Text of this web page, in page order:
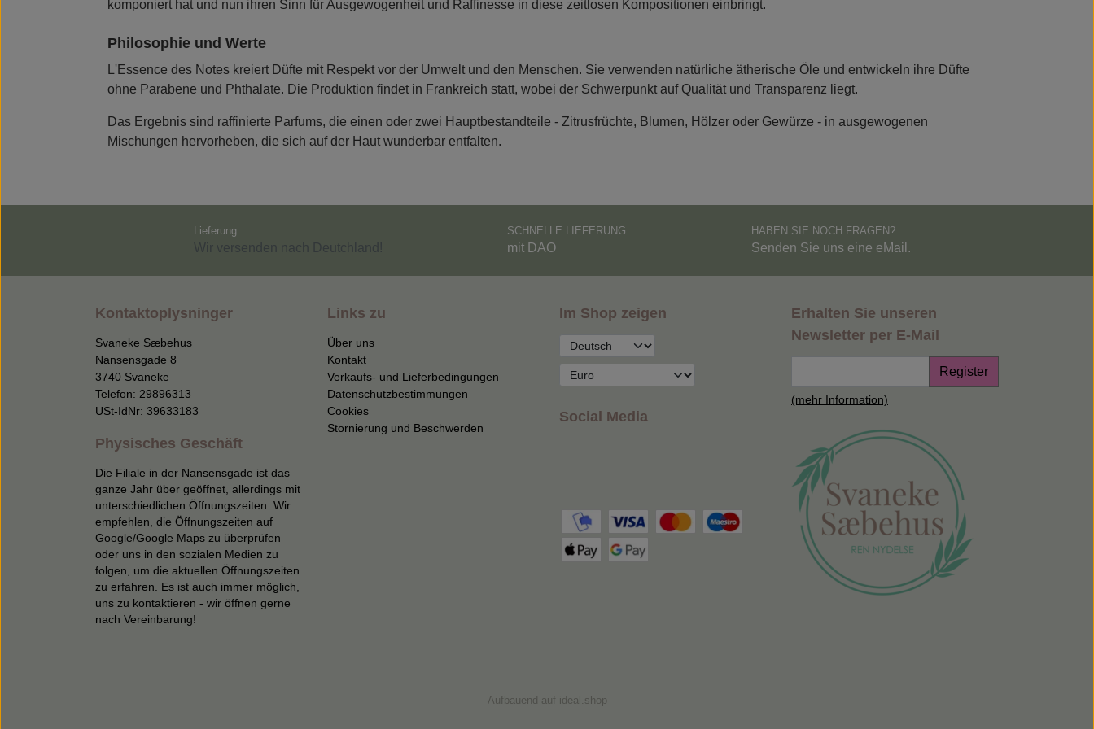
Orangenblüte(Fleur d'Oranger
jemanden, den Sie verwöhnen möchten.
komponiert hat und nun ihren Sinn für Ausgewogenheit und Raffinesse in diese zeitlosen Kompositionen einbringt.
Philosophie und Werte
L'Essence des Notes kreiert Düfte mit Respekt vor der Umwelt und den Menschen. Sie verwenden natürliche ätherische Öle und entwickeln ihre Düfte
ohne Parabene und Phthalate. Die Produktion findet in Frankreich statt, wobei der Schwerpunkt auf Qualität und Transparenz liegt.
Das Ergebnis sind raffinierte Parfums, die einen oder zwei Hauptbestandteile - Zitrusfrüchte, Blumen, Hölzer oder Gewürze - in ausgewogenen
Mischungen hervorheben, die sich auf der Haut wunderbar entfalten.
Lieferung SCHNELLE LIEFERUNG
mit DAO
HABEN SIE NOCH FRAGEN?
Senden Sie uns eine eMail.
Kontaktoplysninger
Svaneke Sæbehus
Nansensgade 8
3740 Svaneke
Telefon: 29896313
USt-IdNr: 39633183
Physisches Geschäft
Die Filiale in der Nansensgade ist das
ganze Jahr über geöffnet, allerdings mit
unterschiedlichen Öffnungszeiten. Wir
empfehlen, die Öffnungszeiten auf
Google/Google Maps zu überprüfen
oder uns in den sozialen Medien zu
folgen, um die aktuellen Öffnungszeiten
zu erfahren. Es ist auch immer möglich,
uns zu kontaktieren - wir öffnen gerne
nach Vereinbarung!
Links zu
Über uns
Kontakt
Verkaufs- und Lieferbedingungen
Datenschutzbestimmungen
Cookies
Stornierung und Beschwerden
Im Shop zeigen
Social Media
Erhalten Sie unseren
Newsletter per E-Mail
Register
(mehr Information)
Aufbauend auf ideal.shop